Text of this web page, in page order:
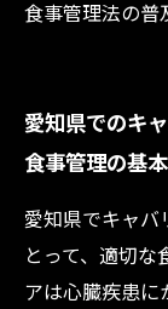
食事管理法の普
愛知県でのキ
食事管理の基
愛知県でキャバ
とって、適切な
アは心臓疾患に